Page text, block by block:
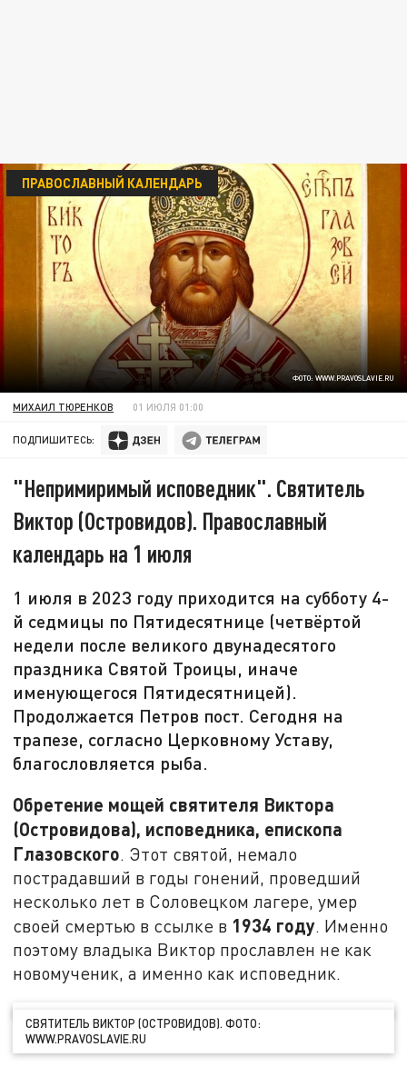
ФОТО: WWW.PRAVOSLAVIE.RU
ПРАВОСЛАВНЫЙ КАЛЕНДАРЬ
МИХАИЛ ТЮРЕНКОВ 01 ИЮЛЯ 01:00
ПОДПИШИТЕСЬ:
"Непримиримый исповедник". Святитель
Виктор (Островидов). Православный
календарь на 1 июля
1 июля в 2023 году приходится на субботу 4-
й седмицы по Пятидесятнице (четвёртой
недели после великого двунадесятого
праздника Святой Троицы, иначе
именующегося Пятидесятницей).
Продолжается Петров пост. Сегодня на
трапезе, согласно Церковному Уставу,
благословляется рыба.
Обретение мощей святителя Виктора
(Островидова), исповедника, епископа
Глазовского. Этот святой, немало
пострадавший в годы гонений, проведший
несколько лет в Соловецком лагере, умер
своей смертью в ссылке в 1934 году. Именно
поэтому владыка Виктор прославлен не как
новомученик, а именно как исповедник.
СВЯТИТЕЛЬ ВИКТОР (ОСТРОВИДОВ). ФОТО:
WWW.PRAVOSLAVIE.RU